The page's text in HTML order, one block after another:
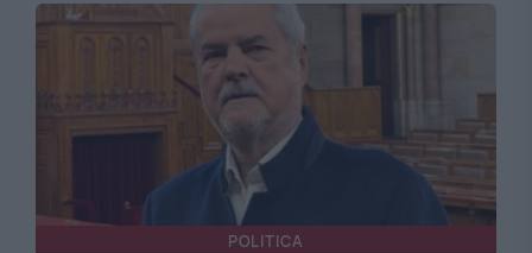
POLITICA